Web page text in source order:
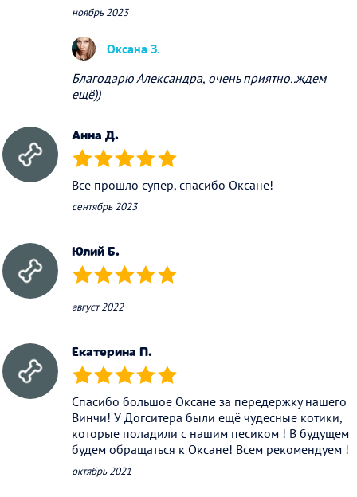
ноябрь 2023
Оксана З.
Благодарю Александра, очень приятно..ждем
ещё))
Анна Д.
(*) (*) (*) (*) (*)
Все прошло супер, спасибо Оксане!
сентябрь 2023
Юлий Б.
(*) (*) (*) (*) (*)
август 2022
Екатерина П.
(*) (*) (*) (*) (*)
Спасибо большое Оксане за передержку нашего
Винчи! У Догситера были ещё чудесные котики,
которые поладили с нашим песиком ! В будущем
будем обращаться к Оксане! Всем рекомендуем !
октябрь 2021